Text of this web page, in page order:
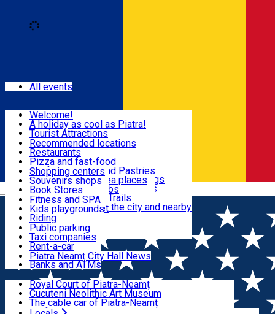
Română
Eat & Drink
Shopping
Fun & Relax
Useful info
Locals
Most Popular
All events
Welcome!
A holiday as cool as Piatra!
Tourist Attractions
Walking through the city
Hiking in nature
All locations
Mountain bike & Downhill
By car through the surroundings
#priNeamt one day itineraries
Ceahlău Mountain Trails
Accommodation in the city and nearby
Tourist Infopoint
Tourist guides
Travel agencies
Recommended locations
Restaurants
Pizza and fast-food
Confectioneries and Pastries
Coffee Shops & Tea places
Pubs, bars and clubs
Shopping centers
Souvenirs shops
Book Stores
Local products
The central market
Fitness and SPA
Kids playgrounds
Riding
Public parking
Taxi companies
Rent-a-car
Bicycle rentals
Banks and ATMs
Piatra Neamț City Hall News
Royal Court of Piatra-Neamț
Cucuteni Neolithic Art Museum
The cable car of Piatra-Neamț